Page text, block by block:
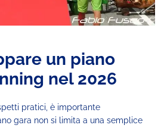
un piano
nel 2026
pratici, è importante
gara non si limita a una semplice